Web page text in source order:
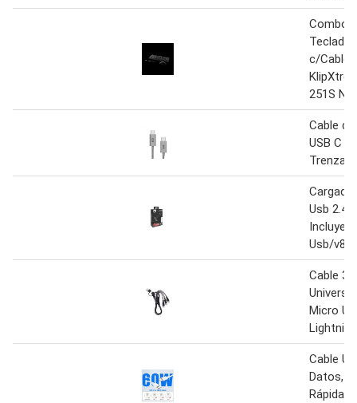
Combo
c/Cable
251S
Cable de
USB C
Usb 2.4
Incluye
Usb/v8
Cable 3
Micro
Lightning
Cable
Datos,
Rápida,